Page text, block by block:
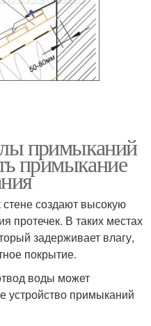
примыканий
примыкание
создают высокую
протечек. В таких местах
задерживает влагу,
покрытие.
воды может
устройство примыканий